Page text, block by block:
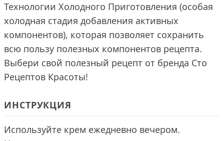
Технологии Холодного Приготовления (особая
холодная стадия добавления активных
компонентов), которая позволяет сохранить
всю пользу полезных компонентов рецепта.
Выбери свой полезный рецепт от бренда Сто
Рецептов Красоты!
ИНСТРУКЦИЯ
Используйте крем ежедневно вечером.